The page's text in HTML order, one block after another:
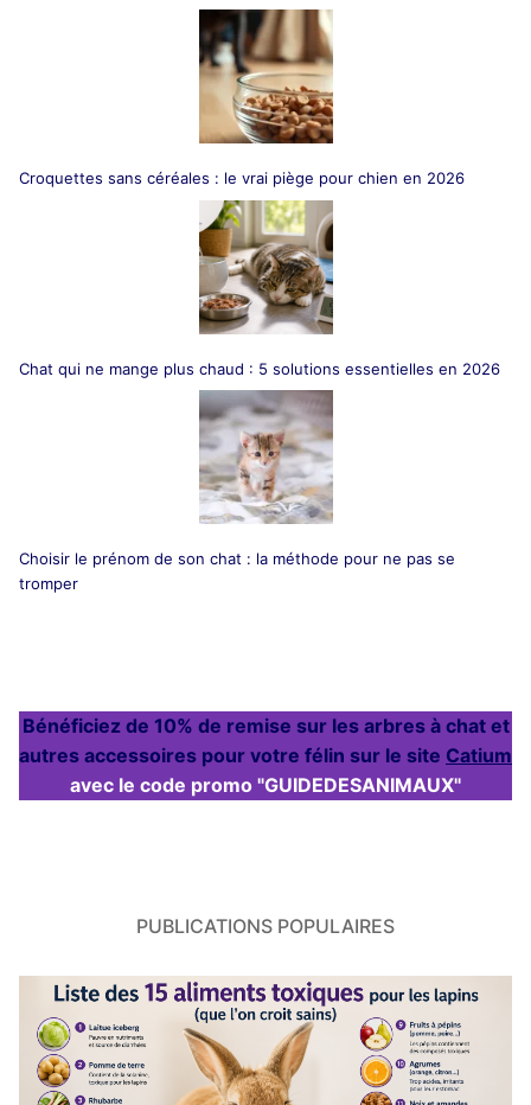
Croquettes sans céréales : le vrai piège pour chien en 2026
Chat qui ne mange plus chaud : 5 solutions essentielles en 2026
Choisir le prénom de son chat : la méthode pour ne pas se
tromper
Bénéficiez de 10% de remise sur les arbres à chat et
autres accessoires pour votre félin sur le site Catium
avec le code promo "GUIDEDESANIMAUX"
PUBLICATIONS POPULAIRES